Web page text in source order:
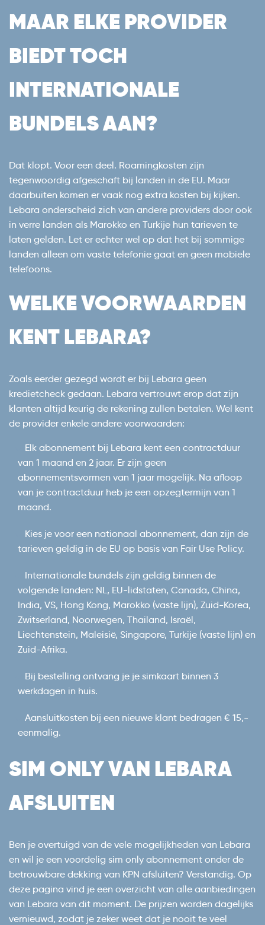
MAAR ELKE PROVIDER
BIEDT TOCH
INTERNATIONALE
BUNDELS AAN?
Dat klopt. Voor een deel. Roamingkosten zijn
tegenwoordig afgeschaft bij landen in de EU. Maar
daarbuiten komen er vaak nog extra kosten bij kijken.
Lebara onderscheid zich van andere providers door ook
in verre landen als Marokko en Turkije hun tarieven te
laten gelden. Let er echter wel op dat het bij sommige
landen alleen om vaste telefonie gaat en geen mobiele
telefoons.
WELKE VOORWAARDEN
KENT LEBARA?
Zoals eerder gezegd wordt er bij Lebara geen
kredietcheck gedaan. Lebara vertrouwt erop dat zijn
klanten altijd keurig de rekening zullen betalen. Wel kent
de provider enkele andere voorwaarden:
Elk abonnement bij Lebara kent een contractduur
van 1 maand en 2 jaar. Er zijn geen
abonnementsvormen van 1 jaar mogelijk. Na afloop
van je contractduur heb je een opzegtermijn van 1
maand.
Kies je voor een nationaal abonnement, dan zijn de
tarieven geldig in de EU op basis van Fair Use Policy.
Internationale bundels zijn geldig binnen de
volgende landen: NL, EU-lidstaten, Canada, China,
India, VS, Hong Kong, Marokko (vaste lijn), Zuid-Korea,
Zwitserland, Noorwegen, Thailand, Israël,
Liechtenstein, Maleisië, Singapore, Turkije (vaste lijn) en
Zuid-Afrika.
Bij bestelling ontvang je je simkaart binnen 3
werkdagen in huis.
Aansluitkosten bij een nieuwe klant bedragen € 15,-
eenmalig.
SIM ONLY VAN LEBARA
AFSLUITEN
Ben je overtuigd van de vele mogelijkheden van Lebara
en wil je een voordelig sim only abonnement onder de
betrouwbare dekking van KPN afsluiten? Verstandig. Op
deze pagina vind je een overzicht van alle aanbiedingen
van Lebara van dit moment. De prijzen worden dagelijks
vernieuwd, zodat je zeker weet dat je nooit te veel